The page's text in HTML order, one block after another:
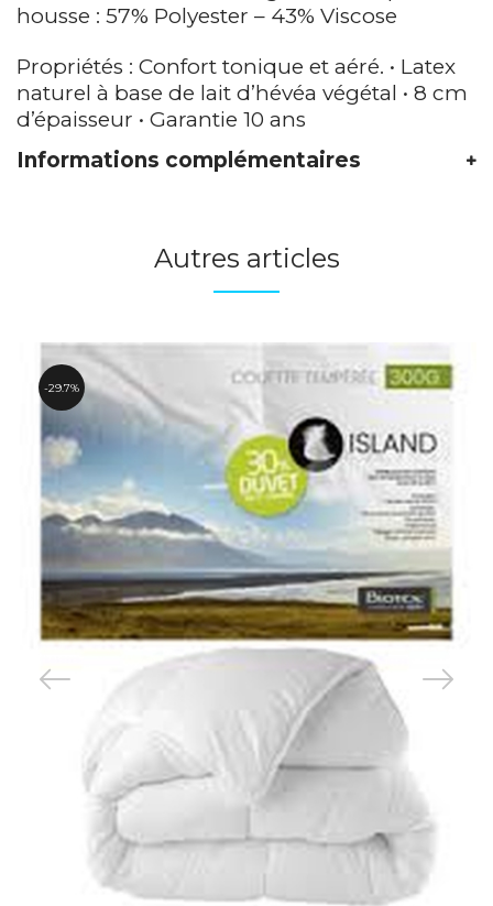
housse : 57% Polyester – 43% Viscose
Propriétés : Confort tonique et aéré. • Latex
naturel à base de lait d’hévéa végétal • 8 cm
d’épaisseur • Garantie 10 ans
Informations complémentaires
Autres articles
29.7%